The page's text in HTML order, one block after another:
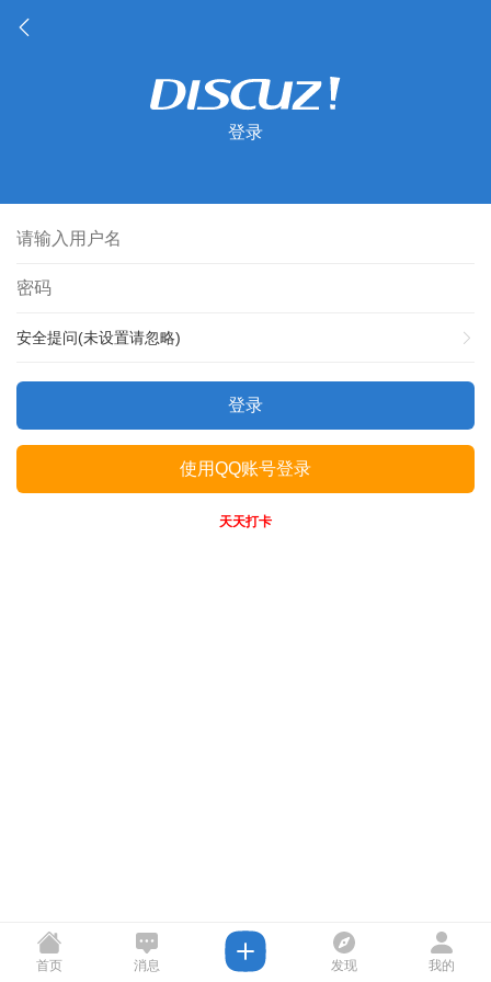
登录
安全提问(未设置请忽略)
登录
使用QQ账号登录
天天打卡
首页 消息 发现 我的